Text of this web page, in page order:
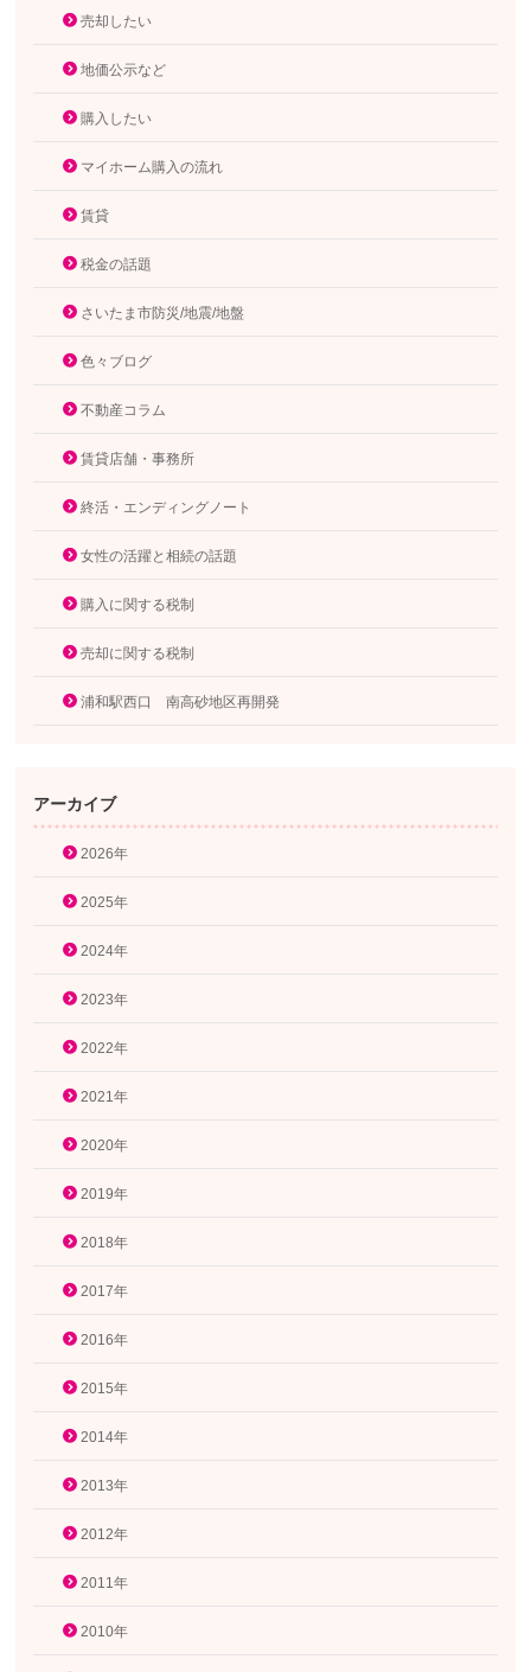
売却したい
地価公示など
購入したい
マイホーム購入の流れ
賃貸
税金の話題
さいたま市防災/地震/地盤
色々ブログ
不動産コラム
賃貸店舗・事務所
終活・エンディングノート
女性の活躍と相続の話題
購入に関する税制
売却に関する税制
浦和駅西口 南高砂地区再開発
アーカイブ
2026年
2025年
2024年
2023年
2022年
2021年
2020年
2019年
2018年
2017年
2016年
2015年
2014年
2013年
2012年
2011年
2010年